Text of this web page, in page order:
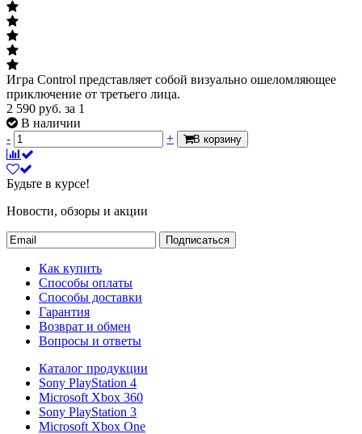
Игра Control представляет собой визуально ошеломляющее
приключение от третьего лица.
2 590 руб. за 1
В наличии
-
+ В корзину
Будьте в курсе!
Новости, обзоры и акции
Подписаться
Как купить
Способы оплаты
Способы доставки
Гарантия
Возврат и обмен
Вопросы и ответы
Каталог продукции
Sony PlayStation 4
Microsoft Xbox 360
Sony PlayStation 3
Microsoft Xbox One